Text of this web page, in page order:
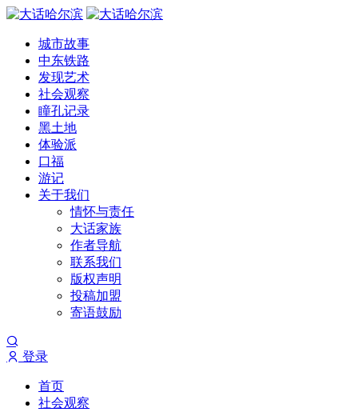
城市故事
中东铁路
发现艺术
社会观察
瞳孔记录
黑土地
体验派
口福
游记
关于我们
情怀与责任
大话家族
作者导航
联系我们
版权声明
投稿加盟
寄语鼓励
登录
首页
社会观察